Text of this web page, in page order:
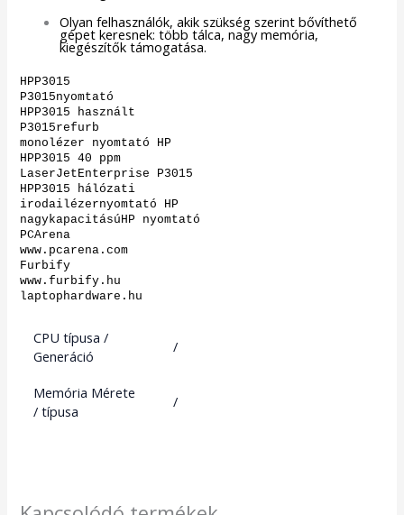
Olyan felhasználók, akik szükség szerint bővíthető
gépet keresnek: több tálca, nagy memória,
kiegészítők támogatása.
HPP3015
P3015nyomtató
HPP3015 használt
P3015refurb
monolézer nyomtató HP
HPP3015 40 ppm
LaserJetEnterprise P3015
HPP3015 hálózati
irodailézernyomtató HP
nagykapacitásúHP nyomtató
PCArena
www.pcarena.com
Furbify
www.furbify.hu
laptophardware.hu
CPU típusa /
Generáció
/
Memória Mérete
/ típusa
/